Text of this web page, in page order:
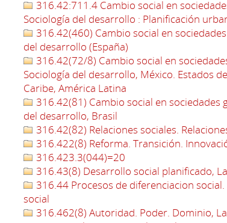
316.42:711.4 Cambio social en
Sociología del desarrollo : Planificación
316.42(460) Cambio social en
del desarrollo (España)
316.42(72/8) Cambio social en
Sociología del desarrollo, México. Estados
Caribe, América Latina
316.42(81) Cambio social en sociedades
del desarrollo, Brasil
316.42(82) Relaciones sociales.
316.422(8) Reforma. Transición.
316.423.3(044)=20
316.43(8) Desarrollo social planificado,
316.44 Procesos de diferenciacion
social
316.462(8) Autoridad. Poder. Dominio,